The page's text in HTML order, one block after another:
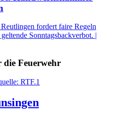
fordert faire Regeln
Sonntagsbackverbot. |
die Feuerwehr